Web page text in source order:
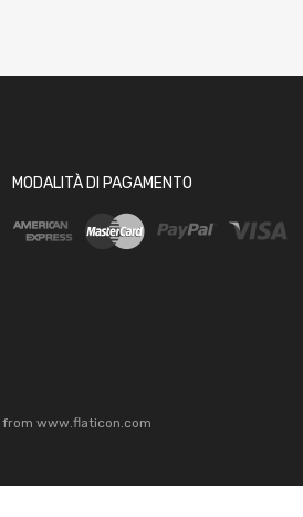
MODALITÀ DI PAGAMENTO
from www.flaticon.com